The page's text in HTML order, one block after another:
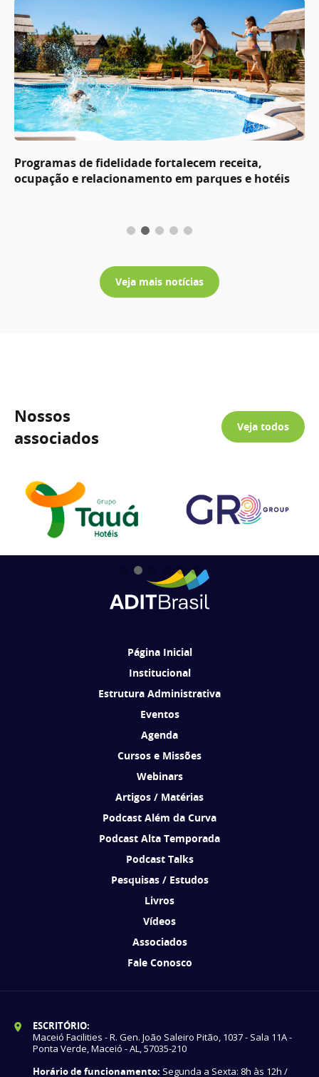
Programas de fidelidade fortalecem receita,
ocupação e relacionamento em parques e hotéis
Veja mais notícias
Nossos
associados
Veja todos
Página Inicial
Institucional
Estrutura Administrativa
Eventos
Agenda
Cursos e Missões
Webinars
Artigos / Matérias
Podcast Além da Curva
Podcast Alta Temporada
Podcast Talks
Pesquisas / Estudos
Livros
Vídeos
Associados
Fale Conosco
ESCRITÓRIO:
Maceió Facilities - R. Gen. João Saleiro Pitão, 1037 - Sala 11A -
Ponta Verde, Maceió - AL, 57035-210
Horário de funcionamento: Segunda a Sexta: 8h às 12h /